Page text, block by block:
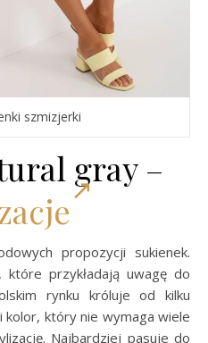
szmizjerki
gray –
propozycji sukienek.
przykładają uwagę do
rynku króluje od kilku
kolor, który nie wymaga wiele
Najbardziej pasuje do